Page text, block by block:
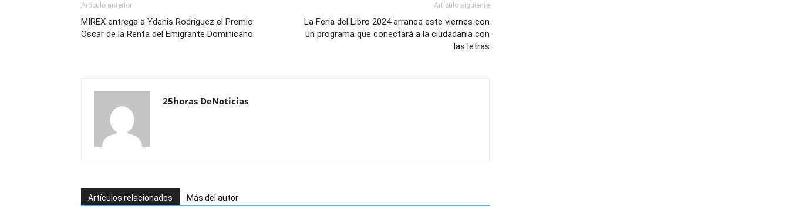
Artículo anterior
MIREX entrega a Ydanis Rodríguez el Premio
Oscar de la Renta del Emigrante Dominicano
Artículo siguiente
La Feria del Libro 2024 arranca este viernes con
un programa que conectará a la ciudadanía con
las letras
25horas DeNoticias
Artículos relacionados Más del autor